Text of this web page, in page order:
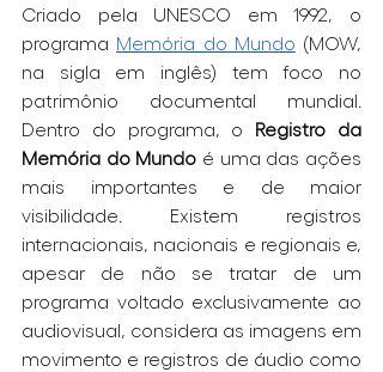
Criado pela UNESCO em 1992, o
programa Memória do Mundo (MOW,
na sigla em inglês) tem foco no
patrimônio documental mundial.
Dentro do programa, o Registro da
Memória do Mundo é uma das ações
mais importantes e de maior
visibilidade. Existem registros
internacionais, nacionais e regionais e,
apesar de não se tratar de um
programa voltado exclusivamente ao
audiovisual, considera as imagens em
movimento e registros de áudio como